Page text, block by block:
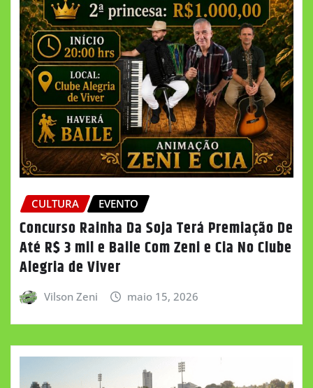
CULTURA EVENTO
Concurso Rainha Da Soja Terá Premiação De
Até R$ 3 mil e Baile Com Zeni e Cia No Clube
Alegria de Viver
Vilson Zeni maio 15, 2026